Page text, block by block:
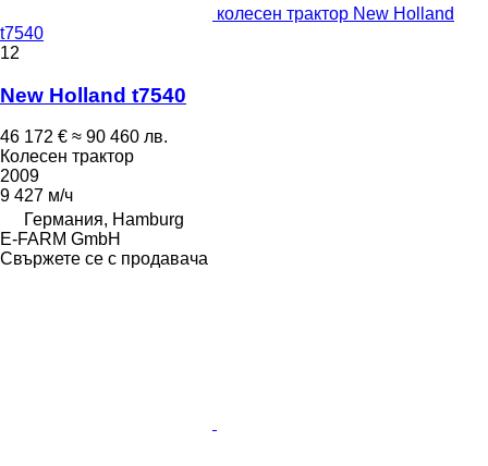
колесен трактор New Holland
t7540
12
New Holland t7540
46 172 € ≈ 90 460 лв.
Колесен трактор
2009
9 427 м/ч
Германия, Hamburg
E-FARM GmbH
Свържете се с продавача